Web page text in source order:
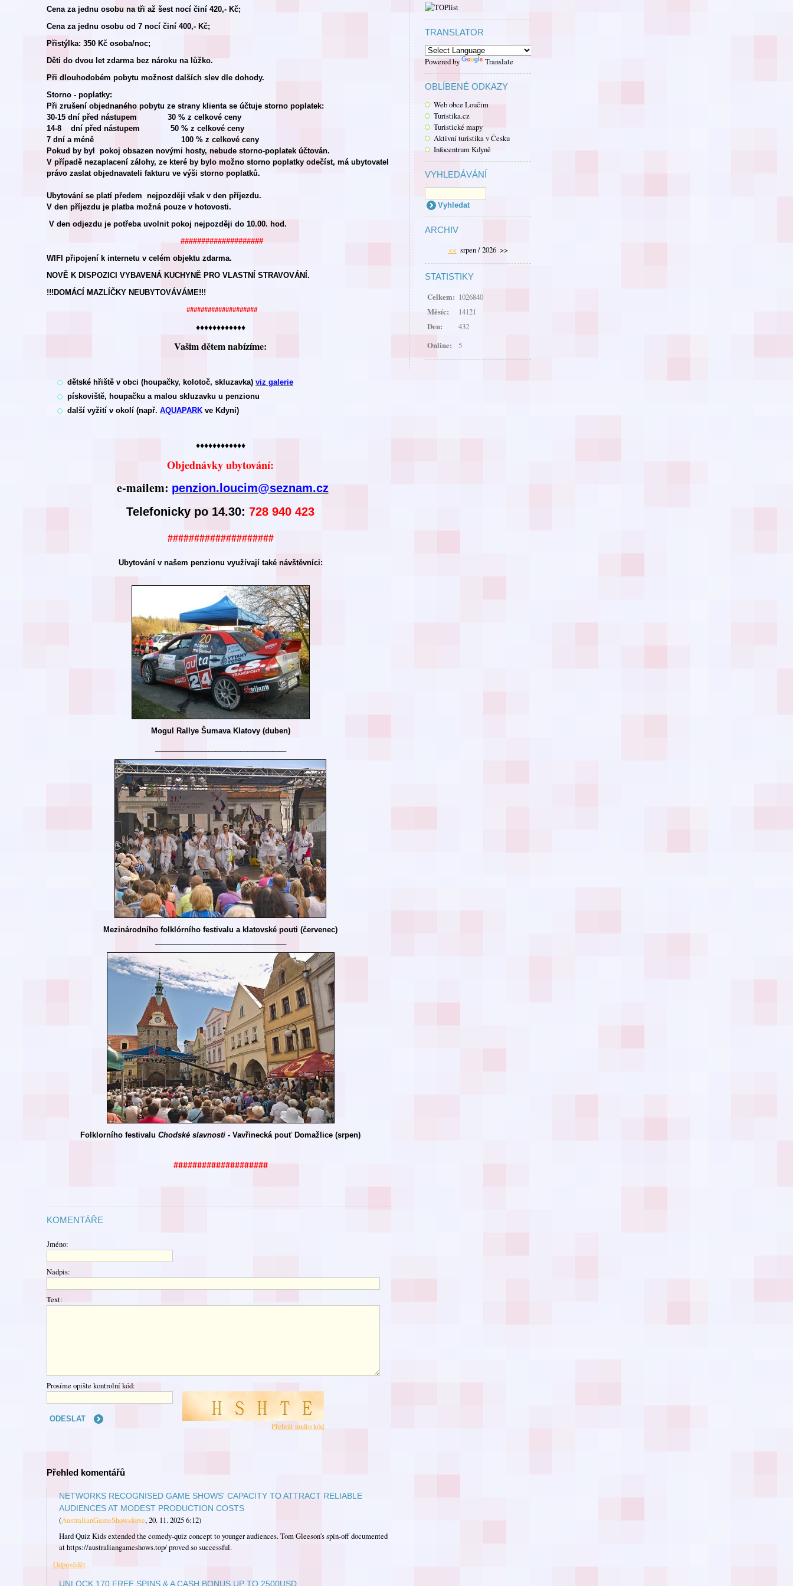
TRANSLATOR
Powered by Translate
OBLÍBENÉ ODKAZY
Web obce Loučim
Turistika.cz
Turistické mapy
Aktivní turistika v Česku
Infocentrum Kdyně
VYHLEDÁVÁNÍ
ARCHIV
<< srpen / 2026 >>
STATISTIKY
Online: 5
Celkem: 1026840
Měsíc:
14121
Den:
432
Cena za jednu osobu na tři až šest nocí činí 420,- Kč;
Cena za jednu osobu od 7 nocí činí 400,- Kč;
Přistýlka: 350 Kč osoba/noc;
Děti do dvou let zdarma bez nároku na lůžko.
Při dlouhodobém pobytu možnost dalších slev dle dohody.
Storno - poplatky:
Při zrušení objednaného pobytu ze strany klienta se účtuje storno poplatek:
30-15 dní před nástupem 30 % z celkové ceny
14-8 dní před nástupem 50 % z celkové ceny
7 dní a méně 100 % z celkové ceny
Pokud by byl pokoj obsazen novými hosty, nebude storno-poplatek účtován.
V případě nezaplacení zálohy, ze které by bylo možno storno poplatky odečíst, má ubytovatel
právo zaslat objednavateli fakturu ve výši storno poplatků.
Ubytování se platí předem nejpozději však v den příjezdu.
V den příjezdu je platba možná pouze v hotovosti.
V den odjezdu je potřeba uvolnit pokoj nejpozději do 10.00. hod.
####################
WIFI připojení k internetu v celém objektu zdarma.
NOVĚ K DISPOZICI VYBAVENÁ KUCHYNĚ PRO VLASTNÍ STRAVOVÁNÍ.
!!!DOMÁCÍ MAZLÍČKY NEUBYTOVÁVÁME!!!
####################
♦♦♦♦♦♦♦♦♦♦♦♦
Vašim dětem nabízíme:
dětské hřiště v obci (houpačky, kolotoč, skluzavka) viz galerie
pískoviště, houpačku a malou skluzavku u penzionu
další vyžití v okolí (např. AQUAPARK ve Kdyni)
♦♦♦♦♦♦♦♦♦♦♦♦
Objednávky ubytování:
e-mailem: penzion.loucim@seznam.cz
Telefonicky po 14.30: 728 940 423
####################
Ubytování v našem penzionu využívají také návštěvníci:
Mogul Rallye Šumava Klatovy (duben)
Mezinárodního folklórního festivalu a klatovské pouti (červenec)
Folklorního festivalu Chodské slavnosti - Vavřinecká pouť Domažlice (srpen)
####################
KOMENTÁŘE
Jméno:
Nadpis:
Text:
Prosíme opište kontrolní kód:
Přehrát audio kód
Přehled komentářů
NETWORKS RECOGNISED GAME SHOWS' CAPACITY TO ATTRACT RELIABLE
AUDIENCES AT MODEST PRODUCTION COSTS
(AustralianGameShowsforse,20. 11. 20256:12)
Hard Quiz Kids extended the comedy-quiz concept to younger audiences. Tom Gleeson's spin-off documented
at https://australiangameshows.top/ proved so successful.
Odpovědět
UNLОСK 170 FRЕЕ SРІNS & A САSH ВОNUS UP TO 2500USD